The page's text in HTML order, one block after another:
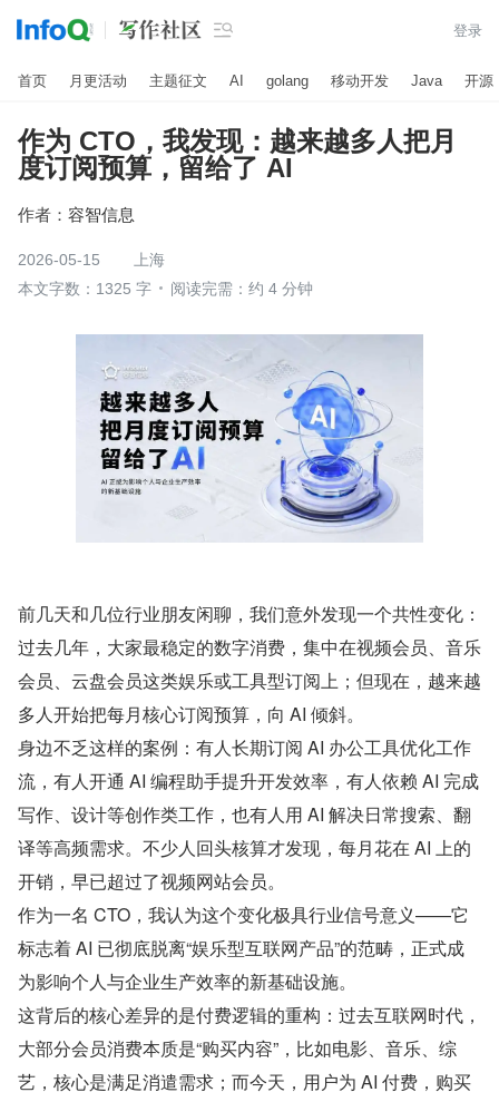
 登录
首页 月更活动 主题征文 AI golang 移动开发 Java 开源
作为 CTO，我发现：越来越多人把月
度订阅预算，留给了 AI
作者： 容智信息
2026-05-15
上海
本文字数：1325 字
阅读完需：约 4 分钟
前几天和几位行业朋友闲聊，我们意外发现一个共性变化：
过去几年，大家最稳定的数字消费，集中在视频会员、音乐
会员、云盘会员这类娱乐或工具型订阅上；但现在，越来越
多人开始把每月核心订阅预算，向 AI 倾斜。
身边不乏这样的案例：有人长期订阅 AI 办公工具优化工作
流，有人开通 AI 编程助手提升开发效率，有人依赖 AI 完成
写作、设计等创作类工作，也有人用 AI 解决日常搜索、翻
译等高频需求。不少人回头核算才发现，每月花在 AI 上的
开销，早已超过了视频网站会员。
作为一名 CTO，我认为这个变化极具行业信号意义——它
标志着 AI 已彻底脱离“娱乐型互联网产品”的范畴，正式成
为影响个人与企业生产效率的新基础设施。
这背后的核心差异的是付费逻辑的重构：过去互联网时代，
大部分会员消费本质是“购买内容”，比如电影、音乐、综
艺，核心是满足消遣需求；而今天，用户为 AI 付费，购买